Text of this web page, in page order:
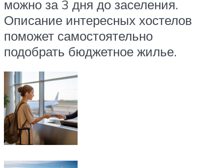
можно за 3 дня до заселения.
Описание интересных хостелов
поможет самостоятельно
подобрать бюджетное жилье.